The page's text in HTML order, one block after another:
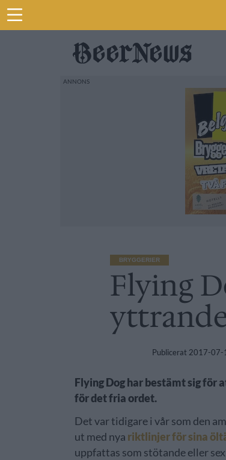
BRYGGERIER
Flying
Publicerat 2017-07-
Flying Dog har bestämt sig för
för det fria ordet.
Det var tidigare i vår som den
ut med nya riktlinjer för sina
uppfattas som stötande eller